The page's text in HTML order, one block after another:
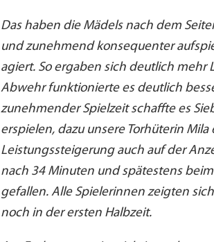
Das haben die Mädels nach dem
und zunehmend konsequenter
agiert. So ergaben sich deutlich mehr
Abwehr funktionierte es deutlich
zunehmender Spielzeit schaffte es
erspielen, dazu unsere Torhüterin
Leistungssteigerung auch auf der
nach 34 Minuten und spätestens
gefallen. Alle Spielerinnen zeigten
noch in der ersten Halbzeit.